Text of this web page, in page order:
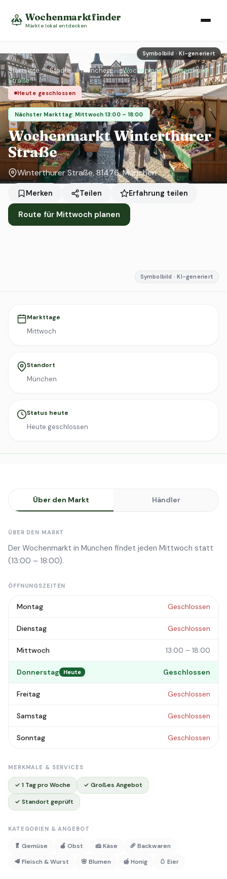
Wochenmarktfinder
Märkte lokal entdecken
Symbolbild · KI-generiert
Startseite › Städte › München ›
Wochenmarkt Winterthurer
Straße
Heute geschlossen
Nächster Markttag: Mittwoch 13:00 – 18:00
Wochenmarkt Winterthurer
Straße
Winterthurer Straße, 81476, München
Merken Teilen Erfahrung teilen
Route für Mittwoch planen
Symbolbild · KI-generiert
Markttage
Mittwoch
Standort
München
Status heute
Heute geschlossen
Über den Markt Händler
ÜBER DEN MARKT
Der Wochenmarkt in München findet jeden Mittwoch statt
(13:00 – 18:00).
ÖFFNUNGSZEITEN
Montag Geschlossen
Dienstag Geschlossen
Mittwoch 13:00 – 18:00
Donnerstag Heute Geschlossen
Freitag Geschlossen
Samstag Geschlossen
Sonntag Geschlossen
MERKMALE & SERVICES
✓ 1 Tag pro Woche ✓ Großes Angebot
✓ Standort geprüft
KATEGORIEN & ANGEBOT
🥬 Gemüse 🍎 Obst 🧀 Käse
🥖 Backwaren
🥩 Fleisch & Wurst
🌸 Blumen 🍯 Honig 🥚 Eier